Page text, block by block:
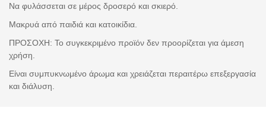
Να φυλάσσεται σε μέρος δροσερό και σκιερό.
Μακρυά από παιδιά και κατοικίδια.
ΠΡΟΣΟΧΗ: Το συγκεκριμένο προϊόν δεν προορίζεται για άμεση
χρήση.
Είναι συμπυκνωμένο άρωμα και χρειάζεται περαιτέρω επεξεργασία
και διάλυση.